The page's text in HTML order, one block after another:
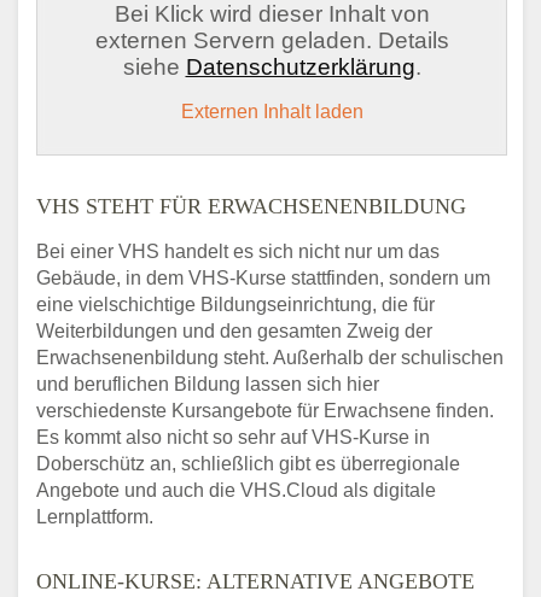
Bei Klick wird dieser Inhalt von
externen Servern geladen. Details
siehe Datenschutzerklärung.
Externen Inhalt laden
VHS STEHT FÜR ERWACHSENENBILDUNG
Bei einer VHS handelt es sich nicht nur um das
Gebäude, in dem VHS-Kurse stattfinden, sondern um
eine vielschichtige Bildungseinrichtung, die für
Weiterbildungen und den gesamten Zweig der
Erwachsenenbildung steht. Außerhalb der schulischen
und beruflichen Bildung lassen sich hier
verschiedenste Kursangebote für Erwachsene finden.
Es kommt also nicht so sehr auf VHS-Kurse in
Doberschütz an, schließlich gibt es überregionale
Angebote und auch die VHS.Cloud als digitale
Lernplattform.
ONLINE-KURSE: ALTERNATIVE ANGEBOTE